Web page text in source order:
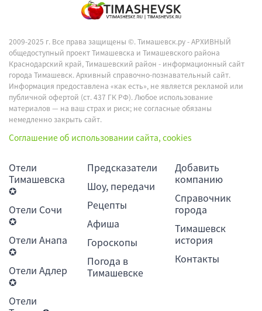
2009-2025 г. Все права защищены ©.Тимашевск.ру - АРХИВНЫЙ
общедоступный проект Тимашевска и Тимашевского района
Краснодарский край, Тимашевский район - информационный сайт
города Тимашевск. Архивный справочно-познавательный сайт.
Информация предоставлена «как есть», не является рекламой или
публичной офертой (ст. 437 ГК РФ). Любое использование
материалов — на ваш страх и риск; не согласные обязаны
немедленно закрыть сайт.
Соглашение об использовании сайта, cookies
Отели
Тимашевска
✪
Отели Сочи
✪
Отели Анапа
✪
Отели Адлер
✪
Отели
Предсказатели
Шоу, передачи
Рецепты
Афиша
Гороскопы
Погода в
Тимашевске
Добавить
компанию
Справочник
города
Тимашевск
история
Контакты